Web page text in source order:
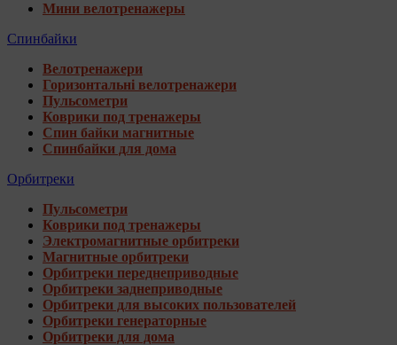
Мини велотренажеры
Спинбайки
Велотренажери
Горизонтальні велотренажери
Пульсометри
Коврики под тренажеры
Спин байки магнитные
Спинбайки для дома
Орбитреки
Пульсометри
Коврики под тренажеры
Электромагнитные орбитреки
Магнитные орбитреки
Орбитреки переднеприводные
Орбитреки заднеприводные
Орбитреки для высоких пользователей
Орбитреки генераторные
Орбитреки для дома